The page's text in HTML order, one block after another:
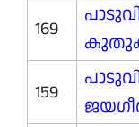
169
159